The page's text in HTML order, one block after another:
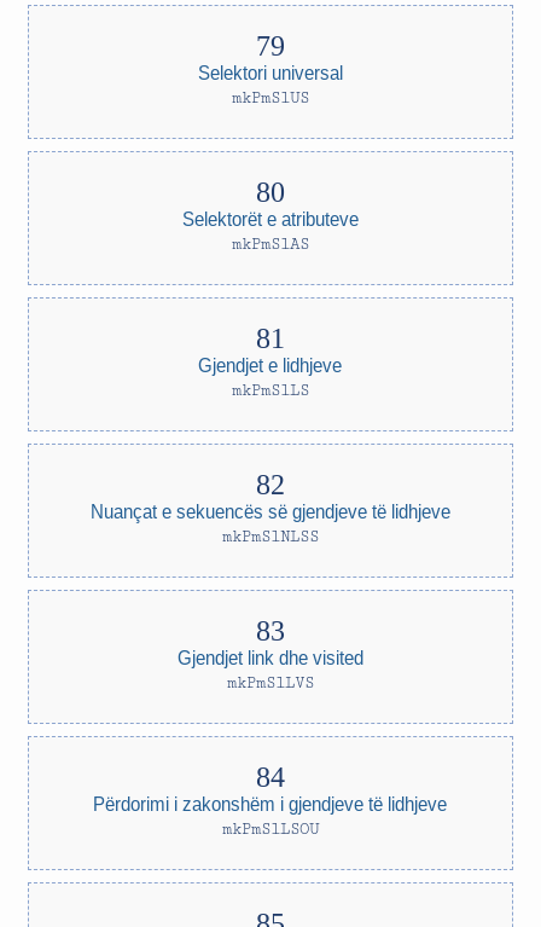
Selektori universal
mkPmSlUS
Selektorët e atributeve
mkPmSlAS
Gjendjet e lidhjeve
mkPmSlLS
Nuançat e sekuencës së gjendjeve të lidhjeve
mkPmSlNLSS
Gjendjet link dhe visited
mkPmSlLVS
Përdorimi i zakonshëm i gjendjeve të lidhjeve
mkPmSlLSOU